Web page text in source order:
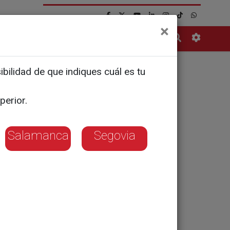
todo
dos
×
de que indiques cuál es tu
Salamanca Segovia